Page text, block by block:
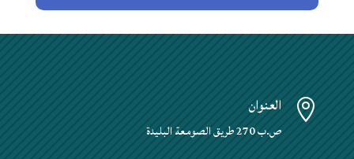
 العنوان
ص.ب 270 طريق الصومعة البليدة